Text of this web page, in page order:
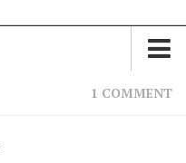
1 COMMENT